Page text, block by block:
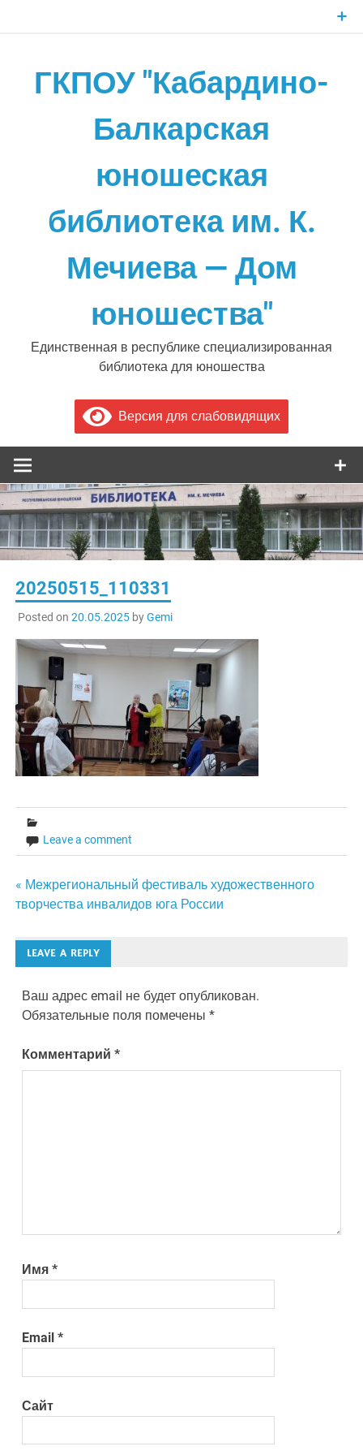
ГКПОУ "Кабардино-
Балкарская
юношеская
библиотека им. К.
Мечиева — Дом
юношества"
Единственная в республике специализированная
библиотека для юношества
Версия для слабовидящих
20250515_110331
Posted on 20.05.2025byGemi
Leave a comment
Навигация
записям
« Межрегиональный фестиваль художественного
творчества инвалидов юга России
LEAVE A REPLY
Ваш адрес email не будет опубликован.
Обязательные поля помечены*
Комментарий*
Имя*
Email*
Сайт